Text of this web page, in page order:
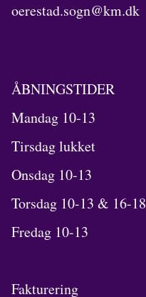
oerestad.sogn@km.dk
ÅBNINGSTIDER
Mandag 10-13
Tirsdag lukket
Onsdag 10-13
Torsdag 10-13 & 16-18
Fredag 10-13
Fakturering